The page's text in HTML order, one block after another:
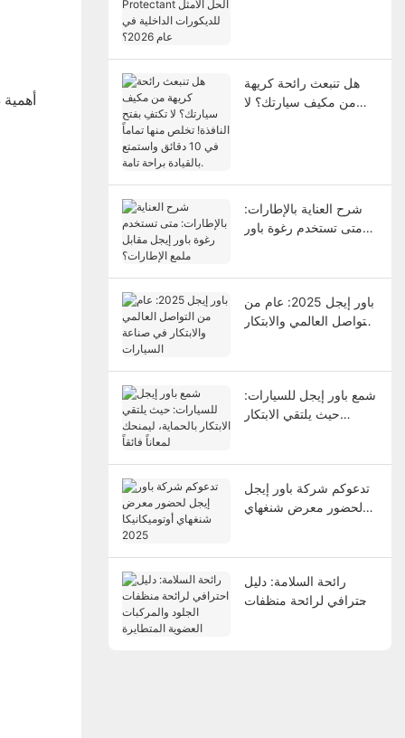
هل تنبعث رائحة كريهة
من مكيف سيارتك؟ لا
شرح العناية بالإطارات:
متى تستخدم رغوة باور
باور إيجل 2025: عام من
التواصل العالمي والابتكار
شمع باور إيجل للسيارات:
حيث يلتقي الابتكار
تدعوكم شركة باور إيجل
لحضور معرض شنغهاي
رائحة السلامة: دليل
احترافي لرائحة منظفات